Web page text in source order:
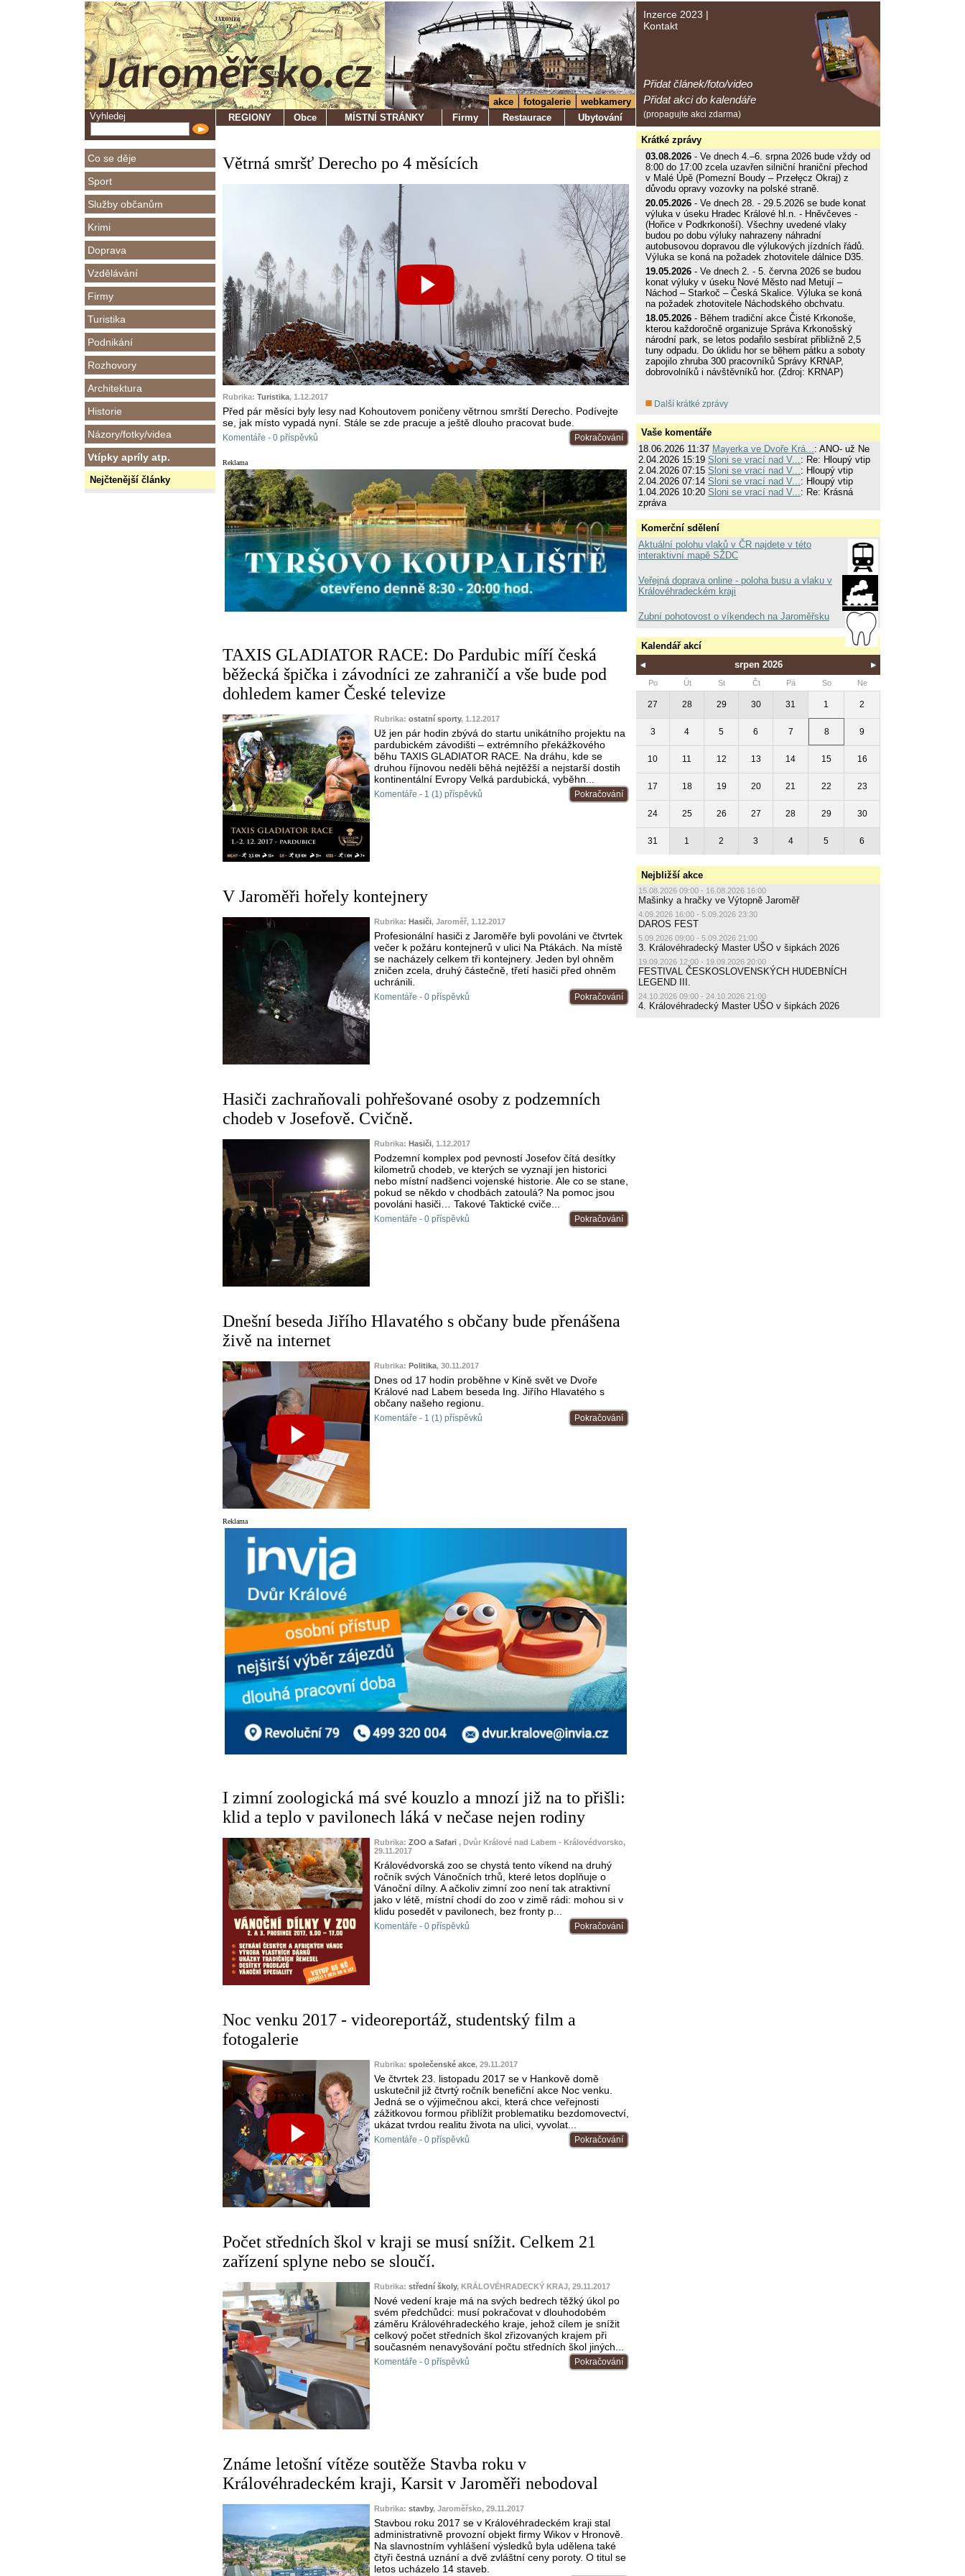
Vyhledej
Co se děje
Sport
Služby občanům
Krimi
Doprava
Vzdělávání
Firmy
Turistika
Podnikání
Rozhovory
Architektura
Historie
Názory/fotky/videa
Vtípky apríly atp.
Nejčtenější články
Inzerce 2023 |
Kontakt
Přidat článek/foto/video
Přidat akci do kalendáře
(propagujte akci zdarma)
akce fotogalerie
webkamery
REGIONY
Obce MÍSTNÍ STRÁNKY Firmy Restaurace Ubytování
Větrná smršť Derecho po 4 měsících
Rubrika: Turistika, 1.12.2017
Před pár měsíci byly lesy nad Kohoutovem poničeny větrnou smrští Derecho. Podívejte
se, jak místo vypadá nyní. Stále se zde pracuje a ještě dlouho pracovat bude.
Pokračování
Komentáře - 0 příspěvků
Reklama
TAXIS GLADIATOR RACE: Do Pardubic míří česká
běžecká špička i závodníci ze zahraničí a vše bude pod
dohledem kamer České televize
Rubrika: ostatní sporty, 1.12.2017
Už jen pár hodin zbývá do startu unikátního projektu na
pardubickém závodišti – extrémního překážkového
běhu TAXIS GLADIATOR RACE. Na dráhu, kde se
druhou říjnovou neděli běhá nejtěžší a nejstarší dostih
kontinentální Evropy Velká pardubická, vyběhn...
Pokračování
Komentáře - 1 (1) příspěvků
V Jaroměři hořely kontejnery
Rubrika: Hasiči, Jaroměř, 1.12.2017
Profesionální hasiči z Jaroměře byli povoláni ve čtvrtek
večer k požáru kontejnerů v ulici Na Ptákách. Na místě
se nacházely celkem tři kontejnery. Jeden byl ohněm
zničen zcela, druhý částečně, třetí hasiči před ohněm
uchránili.
Pokračování
Komentáře - 0 příspěvků
Hasiči zachraňovali pohřešované osoby z podzemních
chodeb v Josefově. Cvičně.
Rubrika: Hasiči, 1.12.2017
Podzemní komplex pod pevností Josefov čítá desítky
kilometrů chodeb, ve kterých se vyznají jen historici
nebo místní nadšenci vojenské historie. Ale co se stane,
pokud se někdo v chodbách zatoulá? Na pomoc jsou
povoláni hasiči… Takové Taktické cviče...
Pokračování
Komentáře - 0 příspěvků
Dnešní beseda Jiřího Hlavatého s občany bude přenášena
živě na internet
Rubrika: Politika, 30.11.2017
Dnes od 17 hodin proběhne v Kině svět ve Dvoře
Králové nad Labem beseda Ing. Jiřího Hlavatého s
občany našeho regionu.
Pokračování
Komentáře - 1 (1) příspěvků
Reklama
I zimní zoologická má své kouzlo a mnozí již na to přišli:
klid a teplo v pavilonech láká v nečase nejen rodiny
Rubrika: ZOO a Safari , Dvůr Králové nad Labem - Královédvorsko,
29.11.2017
Královédvorská zoo se chystá tento víkend na druhý
ročník svých Vánočních trhů, které letos doplňuje o
Vánoční dílny. A ačkoliv zimní zoo není tak atraktivní
jako v létě, místní chodí do zoo v zimě rádi: mohou si v
klidu posedět v pavilonech, bez fronty p...
Pokračování
Komentáře - 0 příspěvků
Noc venku 2017 - videoreportáž, studentský film a
fotogalerie
Rubrika: společenské akce, 29.11.2017
Ve čtvrtek 23. listopadu 2017 se v Hankově domě
uskutečnil již čtvrtý ročník benefiční akce Noc venku.
Jedná se o výjimečnou akci, která chce veřejnosti
zážitkovou formou přiblížit problematiku bezdomovectví,
ukázat tvrdou realitu života na ulici, vyvolat...
Pokračování
Komentáře - 0 příspěvků
Počet středních škol v kraji se musí snížit. Celkem 21
zařízení splyne nebo se sloučí.
Rubrika: střední školy, KRÁLOVÉHRADECKÝ KRAJ, 29.11.2017
Nové vedení kraje má na svých bedrech těžký úkol po
svém předchůdci: musí pokračovat v dlouhodobém
záměru Královéhradeckého kraje, jehož cílem je snížit
celkový počet středních škol zřizovaných krajem při
současném nenavyšování počtu středních škol jiných...
Pokračování
Komentáře - 0 příspěvků
Známe letošní vítěze soutěže Stavba roku v
Královéhradeckém kraji, Karsit v Jaroměři nebodoval
Rubrika: stavby, Jaroměřsko, 29.11.2017
Stavbou roku 2017 se v Královéhradeckém kraji stal
administrativně provozní objekt firmy Wikov v Hronově.
Na slavnostním vyhlášení výsledků byla udělena také
čtyři čestná uznání a dvě zvláštní ceny poroty. O titul se
letos ucházelo 14 staveb.
Krátké zprávy
03.08.2026 - Ve dnech 4.–6. srpna 2026 bude vždy od
8:00 do 17:00 zcela uzavřen silniční hraniční přechod
v Malé Úpě (Pomezní Boudy – Przełęcz Okraj) z
důvodu opravy vozovky na polské straně.
20.05.2026 - Ve dnech 28. - 29.5.2026 se bude konat
výluka v úseku Hradec Králové hl.n. - Hněvčeves -
(Hořice v Podkrkonoší). Všechny uvedené vlaky
budou po dobu výluky nahrazeny náhradní
autobusovou dopravou dle výlukových jízdních řádů.
Výluka se koná na požadek zhotovitele dálnice D35.
19.05.2026 - Ve dnech 2. - 5. června 2026 se budou
konat výluky v úseku Nové Město nad Metují –
Náchod – Starkoč – Česká Skalice. Výluka se koná
na požadek zhotovitele Náchodského obchvatu.
18.05.2026 - Během tradiční akce Čisté Krkonoše,
kterou každoročně organizuje Správa Krkonošský
národní park, se letos podařilo sesbírat přibližně 2,5
tuny odpadu. Do úklidu hor se během pátku a soboty
zapojilo zhruba 300 pracovníků Správy KRNAP,
dobrovolníků i návštěvníků hor. (Zdroj: KRNAP)
Další krátké zprávy
Vaše komentáře
18.06.2026 11:37 Mayerka ve Dvoře Krá...: ANO- už Ne
2.04.2026 15:19 Sloni se vrací nad V...: Re: Hloupý vtip
2.04.2026 07:15 Sloni se vrací nad V...: Hloupý vtip
2.04.2026 07:14 Sloni se vrací nad V...: Hloupý vtip
1.04.2026 10:20 Sloni se vrací nad V...: Re: Krásná
zpráva
Komerční sdělení
Aktuální polohu vlaků v ČR najdete v této
interaktivní mapě SŽDC
Veřejná doprava online - poloha busu a vlaku v
Královéhradeckém kraji
Zubní pohotovost o víkendech na Jaroměřsku
Kalendář akcí
srpen 2026
Po Út St Čt Pá So Ne
27 28 29 30 31 1 2
3 4 5 6 7 8 9
10 11 12 13 14 15 16
17 18 19 20 21 22 23
24 25 26 27 28 29 30
31 1 2 3 4 5 6
Nejbližší akce
15.08.2026 09:00 - 16.08.2026 16:00
Mašinky a hračky ve Výtopně Jaroměř
4.09.2026 16:00 - 5.09.2026 23:30
DAROS FEST
5.09.2026 09:00 - 5.09.2026 21:00
3. Královéhradecký Master UŠO v šipkách 2026
19.09.2026 12:00 - 19.09.2026 20:00
FESTIVAL ČESKOSLOVENSKÝCH HUDEBNÍCH
LEGEND III.
24.10.2026 09:00 - 24.10.2026 21:00
4. Královéhradecký Master UŠO v šipkách 2026